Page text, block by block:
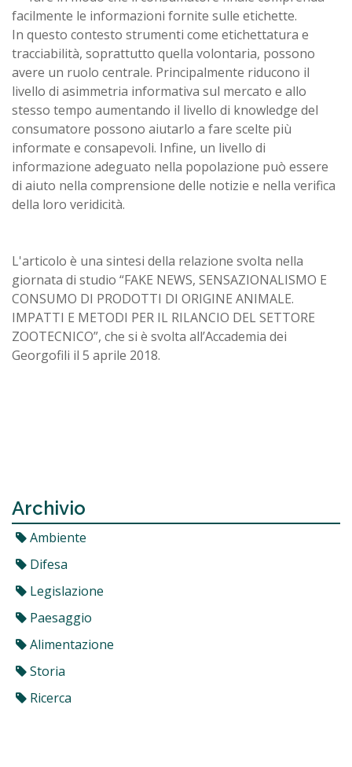
facilmente le informazioni fornite sulle etichette.
In questo contesto strumenti come etichettatura e
tracciabilità, soprattutto quella volontaria, possono
avere un ruolo centrale. Principalmente riducono il
livello di asimmetria informativa sul mercato e allo
stesso tempo aumentando il livello di knowledge del
consumatore possono aiutarlo a fare scelte più
informate e consapevoli. Infine, un livello di
informazione adeguato nella popolazione può essere
di aiuto nella comprensione delle notizie e nella verifica
della loro veridicità.
L'articolo è una sintesi della relazione svolta nella
giornata di studio “FAKE NEWS, SENSAZIONALISMO E
CONSUMO DI PRODOTTI DI ORIGINE ANIMALE.
IMPATTI E METODI PER IL RILANCIO DEL SETTORE
ZOOTECNICO”, che si è svolta all’Accademia dei
Georgofili il 5 aprile 2018.
Archivio
Ambiente
Difesa
Legislazione
Paesaggio
Alimentazione
Storia
Ricerca